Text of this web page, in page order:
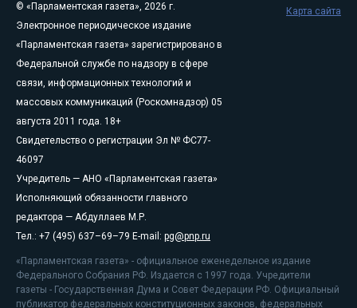
© «Парламентская газета», 2026 г.
Электронное периодическое издание
«Парламентская газета» зарегистрировано в
Федеральной службе по надзору в сфере
связи, информационных технологий и
массовых коммуникаций (Роскомнадзор) 05
августа 2011 года. 18+
Свидетельство о регистрации Эл № ФС77-
46097
Учредитель — АНО «Парламентская газета»
Исполняющий обязанности главного
редактора — Абдуллаев М.Р.
Тел.: +7 (495) 637–69–79 E-mail: pg@pnp.ru
«Парламентская газета» - официальное еженедельное издание
Федерального Собрания РФ. Издается с 1997 года. Учредители
газеты - Государственная Дума и Совет Федерации РФ. Официальный
публикатор федеральных конституционных законов, федеральных
Карта сайта